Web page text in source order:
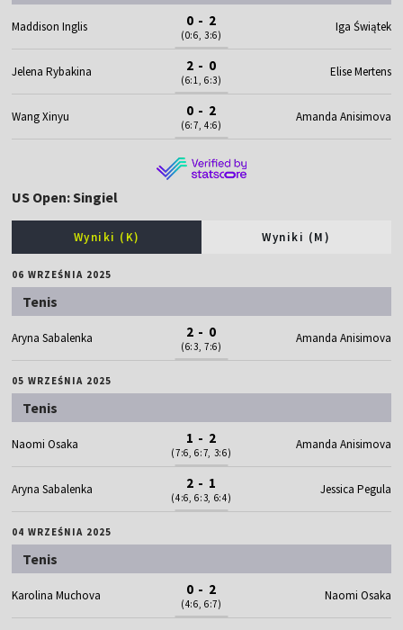
Maddison Inglis 0 - 2
(0:6, 3:6)
Iga Świątek
Jelena Rybakina 2 - 0
(6:1, 6:3)
Elise Mertens
Wang Xinyu 0 - 2
(6:7, 4:6)
Amanda Anisimova
US Open: Singiel
Wyniki (K) Wyniki (M)
06 WRZEŚNIA 2025
Tenis
Aryna Sabalenka 2 - 0
(6:3, 7:6)
Amanda Anisimova
05 WRZEŚNIA 2025
Tenis
Naomi Osaka 1 - 2
(7:6, 6:7, 3:6)
Amanda Anisimova
Aryna Sabalenka 2 - 1
(4:6, 6:3, 6:4)
Jessica Pegula
04 WRZEŚNIA 2025
Tenis
Karolina Muchova 0 - 2
(4:6, 6:7)
Naomi Osaka